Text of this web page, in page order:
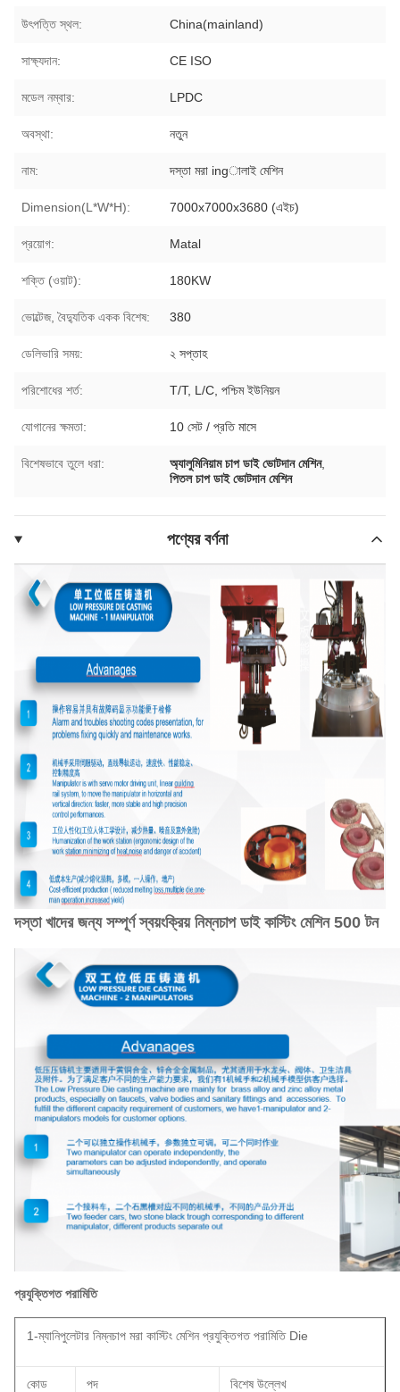
উৎপত্তি স্থল: China(mainland)
সাক্ষ্যদান: CE ISO
মডেল নম্বার: LPDC
অবস্থা: নতুন
নাম: দস্তা মরা ingালাই মেশিন
Dimension(L*W*H): 7000x7000x3680 (এইচ)
প্রয়োগ: Matal
শক্তি (ওয়াট): 180KW
ভোল্টেজ, বৈদ্যুতিক একক বিশেষ: 380
ডেলিভারি সময়: ২ সপ্তাহ
পরিশোধের শর্ত: T/T, L/C, পশ্চিম ইউনিয়ন
যোগানের ক্ষমতা: 10 সেট / প্রতি মাসে
বিশেষভাবে তুলে ধরা: অ্যালুমিনিয়াম চাপ ডাই ভোটদান মেশিন,
পিতল চাপ ডাই ভোটদান মেশিন
পণ্যের বর্ণনা
দস্তা খাদের জন্য সম্পূর্ণ স্বয়ংক্রিয় নিম্নচাপ ডাই কাস্টিং মেশিন 500 টন
প্রযুক্তিগত পরামিতি
1-ম্যানিপুলেটার নিম্নচাপ মরা কাস্টিং মেশিন প্রযুক্তিগত পরামিতি Die
কোড পদ বিশেষ উল্লেখ